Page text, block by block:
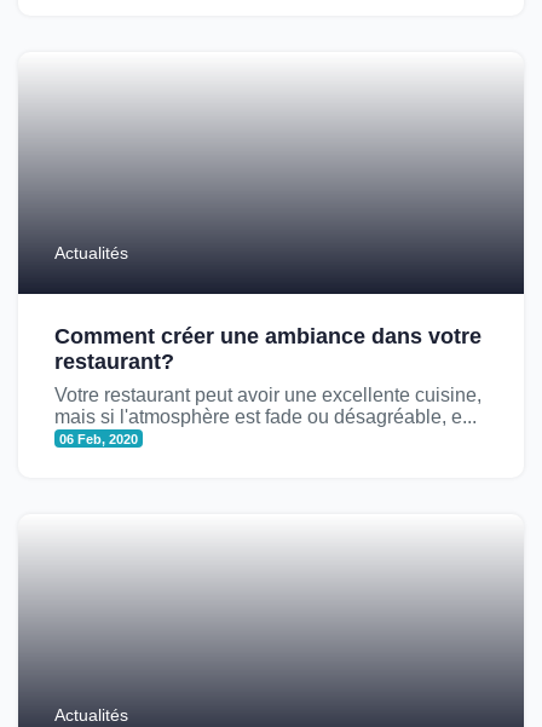
Actualités
Comment créer une ambiance dans votre
restaurant?
Votre restaurant peut avoir une excellente cuisine,
mais si l'atmosphère est fade ou désagréable, e...
06 Feb, 2020
Actualités